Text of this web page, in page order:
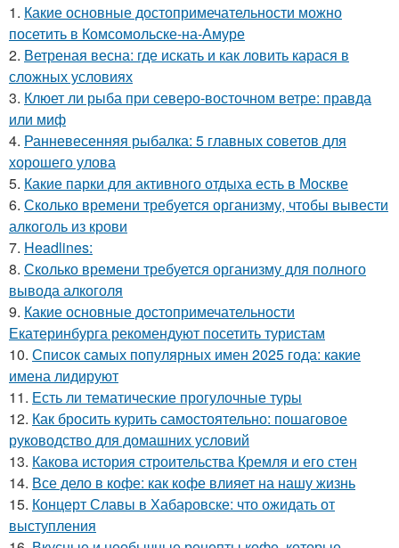
1. Какие основные достопримечательности можно
посетить в Комсомольске-на-Амуре
2. Ветреная весна: где искать и как ловить карася в
сложных условиях
3. Клюет ли рыба при северо-восточном ветре: правда
или миф
4. Ранневесенняя рыбалка: 5 главных советов для
хорошего улова
5. Какие парки для активного отдыха есть в Москве
6. Сколько времени требуется организму, чтобы вывести
алкоголь из крови
7. Headlines:
8. Сколько времени требуется организму для полного
вывода алкоголя
9. Какие основные достопримечательности
Екатеринбурга рекомендуют посетить туристам
10. Список самых популярных имен 2025 года: какие
имена лидируют
11. Есть ли тематические прогулочные туры
12. Как бросить курить самостоятельно: пошаговое
руководство для домашних условий
13. Какова история строительства Кремля и его стен
14. Все дело в кофе: как кофе влияет на нашу жизнь
15. Концерт Славы в Хабаровске: что ожидать от
выступления